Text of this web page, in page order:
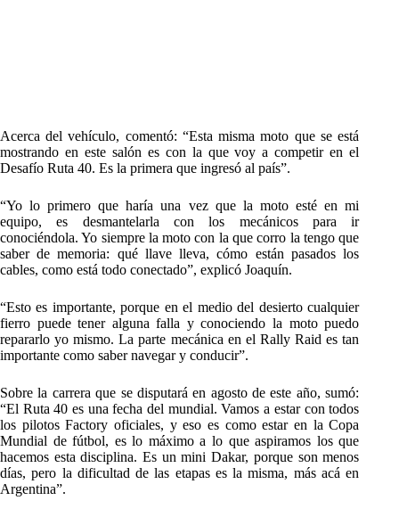
Acerca del vehículo, comentó: “Esta misma moto que se está
mostrando en este salón es con la que voy a competir en el
Desafío Ruta 40. Es la primera que ingresó al país”.
“Yo lo primero que haría una vez que la moto esté en mi
equipo, es desmantelarla con los mecánicos para ir
conociéndola. Yo siempre la moto con la que corro la tengo que
saber de memoria: qué llave lleva, cómo están pasados los
cables, como está todo conectado”, explicó Joaquín.
“Esto es importante, porque en el medio del desierto cualquier
fierro puede tener alguna falla y conociendo la moto puedo
repararlo yo mismo. La parte mecánica en el Rally Raid es tan
importante como saber navegar y conducir”.
Sobre la carrera que se disputará en agosto de este año, sumó:
“El Ruta 40 es una fecha del mundial. Vamos a estar con todos
los pilotos Factory oficiales, y eso es como estar en la Copa
Mundial de fútbol, es lo máximo a lo que aspiramos los que
hacemos esta disciplina. Es un mini Dakar, porque son menos
días, pero la dificultad de las etapas es la misma, más acá en
Argentina”.